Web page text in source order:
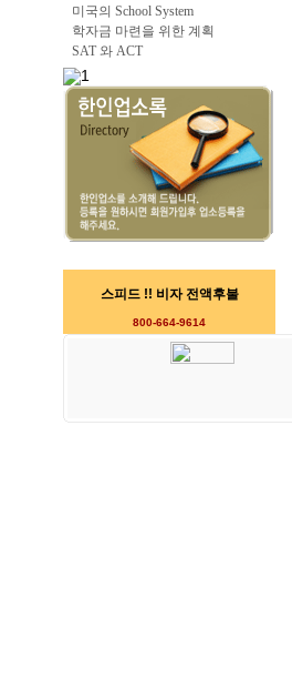
미국의 School System
학자금 마련을 위한 계획
SAT 와 ACT
스피드 !! 비자 전액후불
800-664-9614